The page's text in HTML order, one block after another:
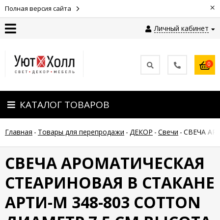
Полная версия сайта ×
Личный кабинет
Оплата
Доставка
Гарантия
возврат
Новости
Полезные
0
КАТАЛОГ ТОВАРОВ
Главная - Товары для перепродажи - ДЕКОР - Свечи - СВЕЧА
СВЕЧА АРОМАТИЧЕСКАЯ
СТЕАРИНОВАЯ В СТАКАНЕ
АРТИ-М 348-803 COTTON